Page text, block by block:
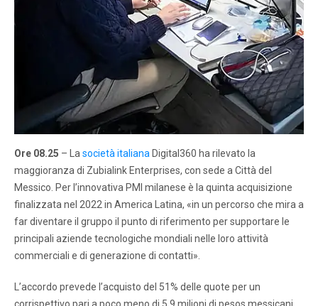
Ore 08.25 – La società italiana Digital360 ha rilevato la
maggioranza di Zubialink Enterprises, con sede a Città del
Messico. Per l’innovativa PMI milanese è la quinta acquisizione
finalizzata nel 2022 in America Latina, «in un percorso che mira a
far diventare il gruppo il punto di riferimento per supportare le
principali aziende tecnologiche mondiali nelle loro attività
commerciali e di generazione di contatti».
L’accordo prevede l’acquisto del 51% delle quote per un
corrispettivo pari a poco meno di 5,9 milioni di pesos messicani